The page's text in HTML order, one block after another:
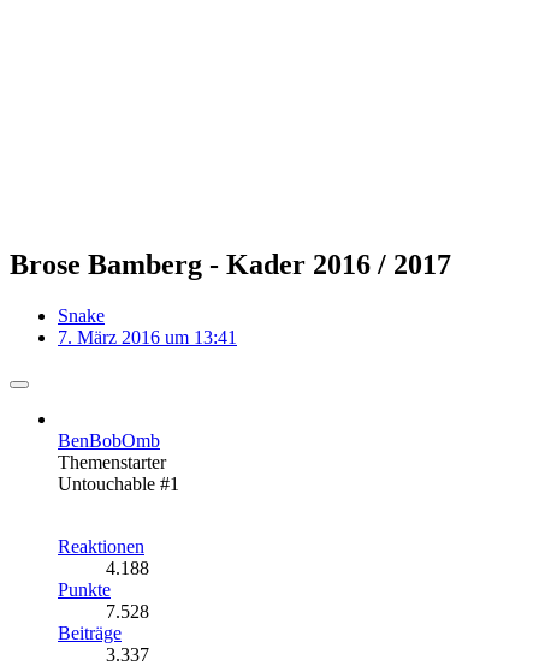
Brose Bamberg - Kader 2016 / 2017
Snake
7. März 2016 um 13:41
BenBobOmb
Themenstarter
Untouchable #1
Reaktionen
4.188
Punkte
7.528
Beiträge
3.337